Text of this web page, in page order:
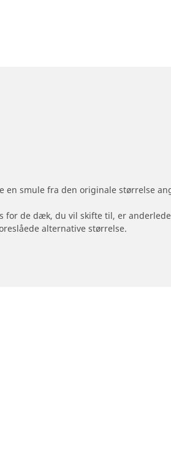
smule fra den originale størrelse
de dæk, du vil skifte til, er
alternative størrelse.